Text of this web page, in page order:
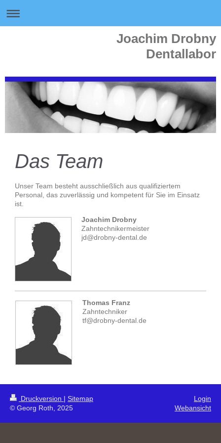
Joachim Drobny
Dentallabor
Das Team
Unser Team besteht ausschließlich aus qualifiziertem
Personal, das zuverlässig und kompetent für Sie im Einsatz
ist.
Joachim Drobny
Zahntechnikermeister
jd@drobny-dental.de
Thomas Franz
Zahntechniker
tf@drobny-dental.de
Druckversion | Sitemap
© Georg Roth, 2025
Login
Webansicht